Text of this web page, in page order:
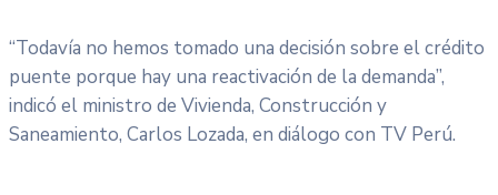
“Todavía no hemos tomado una decisión sobre el crédito
puente porque hay una reactivación de la demanda”,
indicó el ministro de Vivienda, Construcción y
Saneamiento, Carlos Lozada, en diálogo con TV Perú.